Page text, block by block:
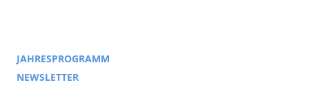
JAHRESPROGRAMM
NEWSLETTER